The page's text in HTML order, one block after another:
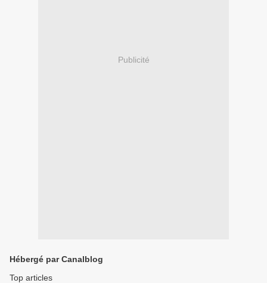
Publicité
Hébergé par Canalblog
Top articles